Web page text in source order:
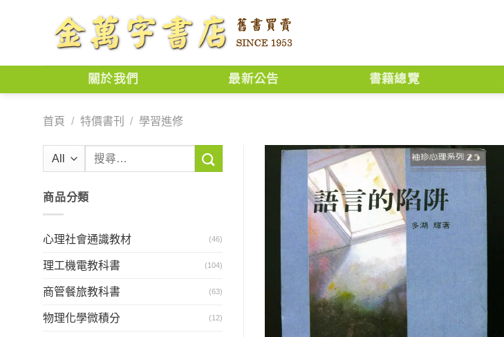
關於我們 最新公告 書籍總覽
首頁 / 特價書刊 / 學習進修
鍵
商品分類
心理社會通識教材 (46)
理工機電教科書 (104)
商管餐旅教科書 (63)
物理化學微積分 (12)